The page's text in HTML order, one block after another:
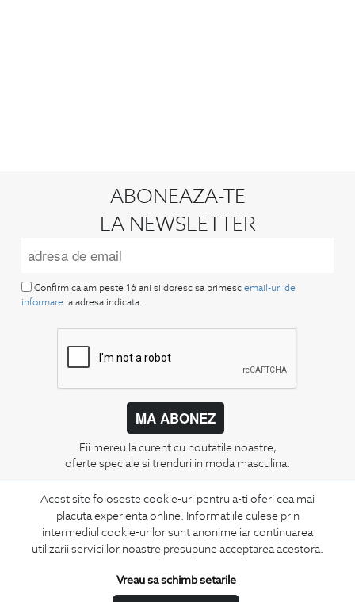
Acest site foloseste cookie-uri pentru a-ti oferi cea mai
placuta experienta online. Informatiile culese prin
intermediul cookie-urilor sunt anonime iar continuarea
utilizarii serviciilor noastre presupune acceptarea acestora.
Vreau sa schimb setarile
ABONEAZA-TE
LA NEWSLETTER
Confirm ca am peste 16 ani si doresc sa primesc email-uri de
informare la adresa indicata.
MA ABONEZ
Fii mereu la curent cu noutatile noastre,
oferte speciale si trenduri in moda masculina.
CONCIERGE
Termeni si conditii
Schimburi si retur
Feedback site